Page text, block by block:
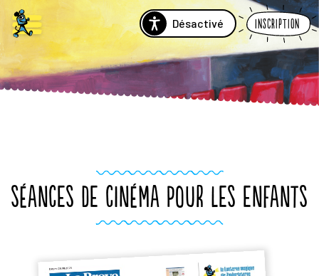
Désactivé Inscription
SÉANCES DE CINÉMA POUR LES ENFANTS